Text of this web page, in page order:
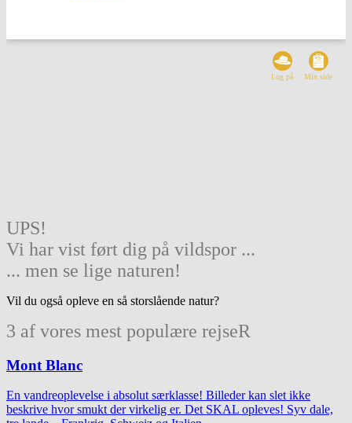
Log på Min side
UPS!
Vi har vist ført dig på vildspor ...
... men se lige naturen!
Vil du også opleve en så storslående natur?
3 af vores mest populære rejseR
Mont Blanc
En vandreoplevelse i absolut særklasse! Billeder kan slet ikke
beskrive hvor smukt der virkelig er. Det SKAL opleves! Syv dale,